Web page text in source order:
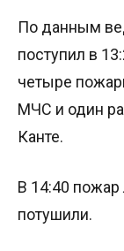
По данным
поступил в
четыре
МЧС и один
Канте.
В 14:40 пожар
потушили.